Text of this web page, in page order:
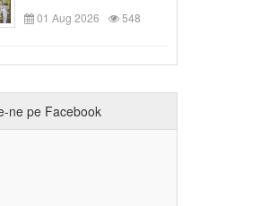
Duminica a IX-a după Rusalii
01 Aug 2026 548
ne pe Facebook